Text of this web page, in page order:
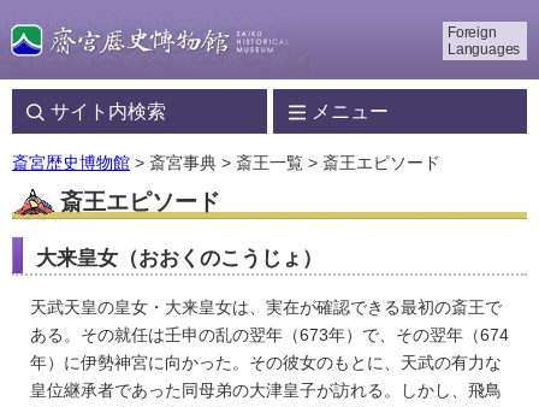
Foreign
Languages
サイト内検索 メニュー
斎宮歴史博物館 > 斎宮事典 > 斎王一覧 > 斎王エピソード
斎王エピソード
大来皇女（おおくのこうじょ）
天武天皇の皇女・大来皇女は、実在が確認できる最初の斎王で
ある。その就任は壬申の乱の翌年（673年）で、その翌年（674
年）に伊勢神宮に向かった。その彼女のもとに、天武の有力な
皇位継承者であった同母弟の大津皇子が訪れる。しかし、飛鳥